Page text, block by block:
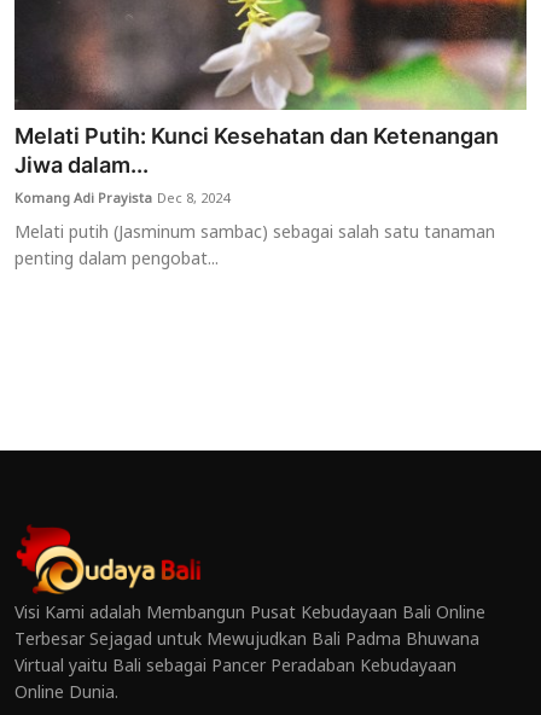
Melati Putih: Kunci Kesehatan dan Ketenangan
Jiwa dalam...
Komang Adi Prayista Dec 8, 2024
Melati putih (Jasminum sambac) sebagai salah satu tanaman
penting dalam pengobat...
Visi Kami adalah Membangun Pusat Kebudayaan Bali Online
Terbesar Sejagad untuk Mewujudkan Bali Padma Bhuwana
Virtual yaitu Bali sebagai Pancer Peradaban Kebudayaan
Online Dunia.